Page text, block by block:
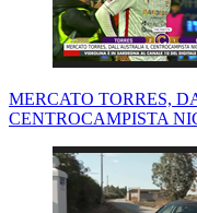
MERCATO TORRES,
CENTROCAMPISTA